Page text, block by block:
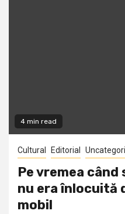
4 min read
Cultural Editorial
Pe vremea când
nu era înlocuită
mobil